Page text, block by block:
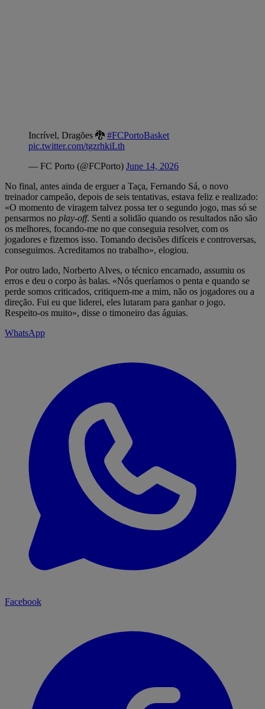
Incrível, Dragões 🐉 #FCPortoBasket
pic.twitter.com/tgzrhkiLth
— FC Porto (@FCPorto) June 14, 2026
No final, antes ainda de erguer a Taça, Fernando Sá, o novo
treinador campeão, depois de seis tentativas, estava feliz e realizado:
«O momento de viragem talvez possa ter o segundo jogo, mas só se
pensarmos no play-off. Senti a solidão quando os resultados não são
os melhores, focando-me no que conseguia resolver, com os
jogadores e fizemos isso. Tomando decisões difíceis e controversas,
conseguimos. Acreditamos no trabalho», elogiou.
Por outro lado, Norberto Alves, o técnico encarnado, assumiu os
erros e deu o corpo às balas. «Nós queríamos o penta e quando se
perde somos criticados, critiquem-me a mim, não os jogadores ou a
direção. Fui eu que liderei, eles lutaram para ganhar o jogo.
Respeito-os muito», disse o timoneiro das águias.
WhatsApp
Facebook